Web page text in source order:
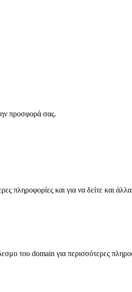
προσφορά σας.
πληροφορίες και για να δείτε και
του domain για περισσότερες